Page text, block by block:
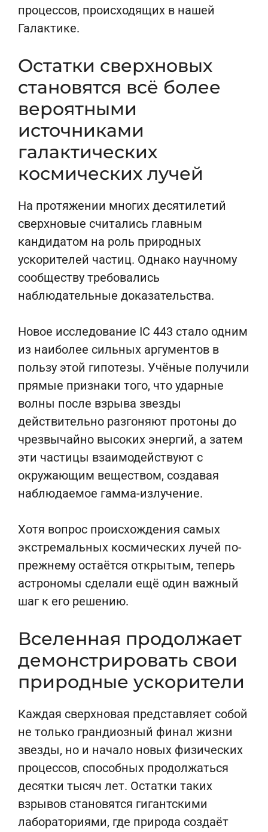
процессов, происходящих в нашей
Галактике.
Остатки сверхновых
становятся всё более
вероятными
источниками
галактических
космических лучей
На протяжении многих десятилетий
сверхновые считались главным
кандидатом на роль природных
ускорителей частиц. Однако научному
сообществу требовались
наблюдательные доказательства.
Новое исследование IC 443 стало одним
из наиболее сильных аргументов в
пользу этой гипотезы. Учёные получили
прямые признаки того, что ударные
волны после взрыва звезды
действительно разгоняют протоны до
чрезвычайно высоких энергий, а затем
эти частицы взаимодействуют с
окружающим веществом, создавая
наблюдаемое гамма-излучение.
Хотя вопрос происхождения самых
экстремальных космических лучей по-
прежнему остаётся открытым, теперь
астрономы сделали ещё один важный
шаг к его решению.
Вселенная продолжает
демонстрировать свои
природные ускорители
Каждая сверхновая представляет собой
не только грандиозный финал жизни
звезды, но и начало новых физических
процессов, способных продолжаться
десятки тысяч лет. Остатки таких
взрывов становятся гигантскими
лабораториями, где природа создаёт